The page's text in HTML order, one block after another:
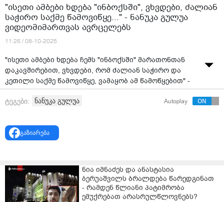
"ისეთი ამბები ხდება "ინბოქსში", ვხვდები, ძალიან
საჭირო საქმე წამოვიწყე..." - ნანუკა გულუა
ვიდეომიმართვას ავრცელებს
11:26 / 08-10-2025
"ისეთი ამბები ხდება ჩემს "ინბოქსში" მარათონთან
დაკავშირებით, ვხვდები, რომ ძალიან საჭირო და
კეთილი საქმე წამოვიწყე, ვამაყობ ამ წამოწყებით" -
ნანუკა გულუამ რამდენიმე დღის წინ დააანონსა, რომ
დეკემბრის თვიდან, გასახდომ ჯგუფს ჩამოაყალიბებს,
ტეგები: ნანუკა გულუა Autoplay
გაზიარება
ნია იმნაძეს და ანასტასია
ბერუაშვილს ბრალდება წარედგინათ
- რამდენ წლიანი პატიმრობა
ემუქრებათ არასრულწლოვნებს?